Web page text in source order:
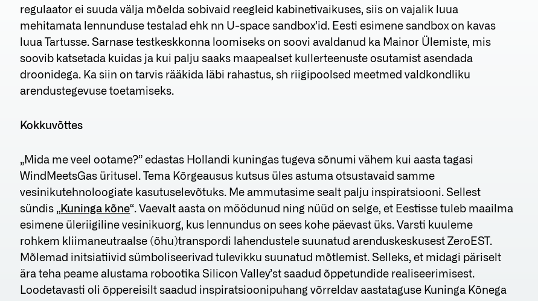
regulaator ei suuda välja mõelda sobivaid reegleid kabinetivaikuses, siis on vajalik luua
mehitamata lennunduse testalad ehk nn U-space sandbox’id. Eesti esimene sandbox on kavas
luua Tartusse. Sarnase testkeskkonna loomiseks on soovi avaldanud ka Mainor Ülemiste, mis
soovib katsetada kuidas ja kui palju saaks maapealset kullerteenuste osutamist asendada
droonidega. Ka siin on tarvis rääkida läbi rahastus, sh riigipoolsed meetmed valdkondliku
arendustegevuse toetamiseks.
Kokkuvõttes
„Mida me veel ootame?” edastas Hollandi kuningas tugeva sõnumi vähem kui aasta tagasi
WindMeetsGas üritusel. Tema Kõrgeausus kutsus üles astuma otsustavaid samme
vesinikutehnoloogiate kasutuselevõtuks. Me ammutasime sealt palju inspiratsiooni. Sellest
sündis „Kuninga kõne“. Vaevalt aasta on möödunud ning nüüd on selge, et Eestisse tuleb maailma
esimene üleriigiline vesinikuorg, kus lennundus on sees kohe päevast üks. Varsti kuuleme
rohkem kliimaneutraalse (õhu)transpordi lahendustele suunatud arenduskeskusest ZeroEST.
Mõlemad initsiatiivid sümboliseerivad tulevikku suunatud mõtlemist. Selleks, et midagi päriselt
ära teha peame alustama robootika Silicon Valley’st saadud õppetundide realiseerimisest.
Loodetavasti oli õppereisilt saadud inspiratsioonipuhang võrreldav aastataguse Kuninga Kõnega